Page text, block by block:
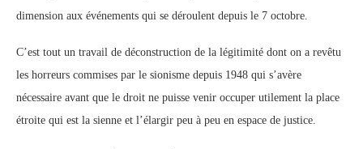
dimension aux événements qui se déroulent depuis le 7 octobre.
C’est tout un travail de déconstruction de la légitimité dont on a revêtu
les horreurs commises par le sionisme depuis 1948 qui s’avère
nécessaire avant que le droit ne puisse venir occuper utilement la place
étroite qui est la sienne et l’élargir peu à peu en espace de justice.